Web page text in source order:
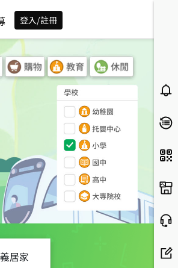
登入/註冊
居家